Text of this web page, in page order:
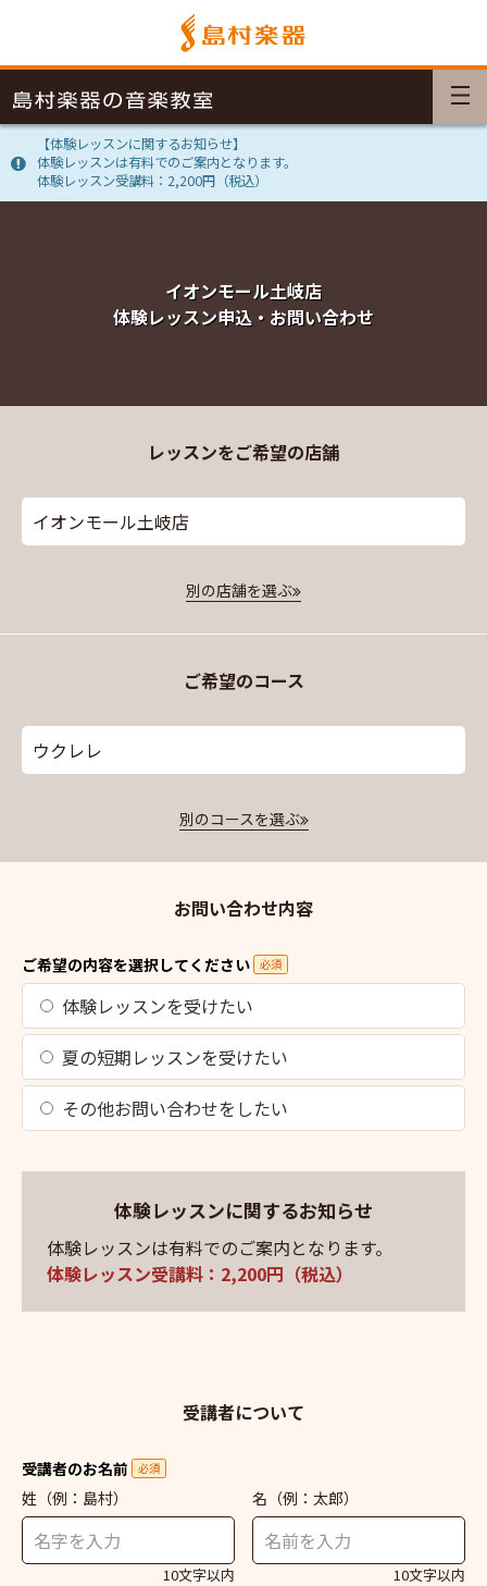
【体験レッスンに関するお知らせ】
体験レッスンは有料でのご案内となります。
体験レッスン受講料：2,200円（税込）
イオンモール土岐店
体験レッスン申込・お問い合わせ
レッスンをご希望の店舗
イオンモール土岐店
別の店舗を選ぶ
ご希望のコース
ウクレレ
別のコースを選ぶ
お問い合わせ内容
ご希望の内容を選択してください 必須
体験レッスンを受けたい
夏の短期レッスンを受けたい
その他お問い合わせをしたい
体験レッスンに関するお知らせ
体験レッスンは有料でのご案内となります。
体験レッスン受講料：2,200円（税込）
受講者について
受講者のお名前 必須
姓 （例：島村）
10文字以内
名 （例：太郎）
10文字以内